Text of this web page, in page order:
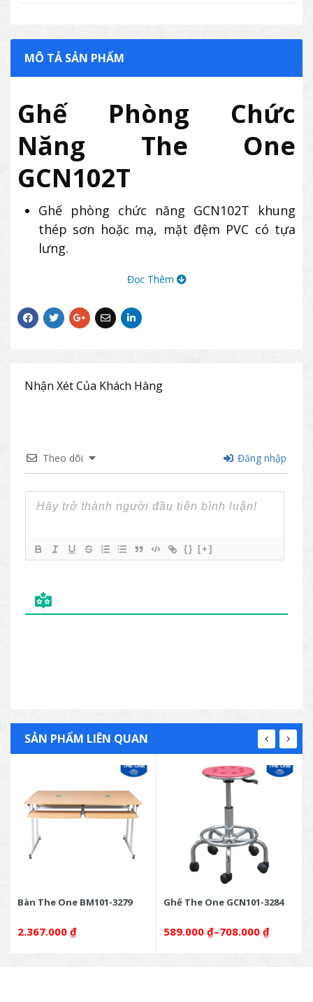
MÔ TẢ SẢN PHẨM
Ghế Phòng Chức
Năng The One
GCN102T
Ghế phòng chức năng GCN102T khung
thép sơn hoặc mạ, mặt đệm PVC có tựa
lưng.
Chân ghế GCN102T có bánh xe.
Đọc Thêm
Nhận Xét Của Khách Hàng
Theo dõi Đăng nhập
{} [+]
SẢN PHẨM LIÊN QUAN
Bàn The One BM101-3279
2.367.000 ₫
Ghế The One GCN101-3284
589.000 ₫–708.000 ₫